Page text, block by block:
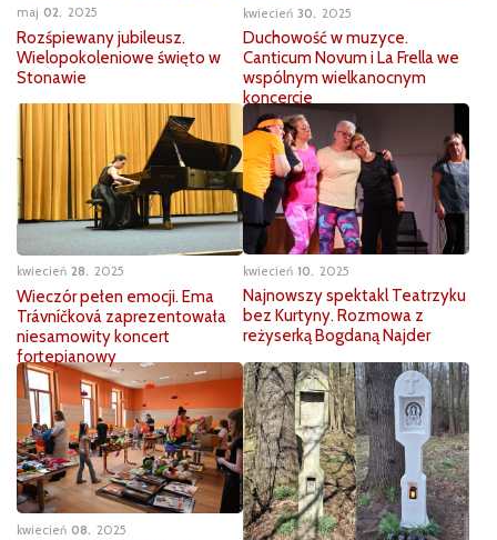
maj 02 2025
Rozśpiewany jubileusz.
Wielopokoleniowe święto w
Stonawie
kwiecień 30 2025
Duchowość w muzyce.
Canticum Novum i La Frella we
wspólnym wielkanocnym
koncercie
kwiecień 28 2025
Wieczór pełen emocji. Ema
Trávníčková zaprezentowała
niesamowity koncert
fortepianowy
kwiecień 10 2025
Najnowszy spektakl Teatrzyku
bez Kurtyny. Rozmowa z
reżyserką Bogdaną Najder
kwiecień 08 2025